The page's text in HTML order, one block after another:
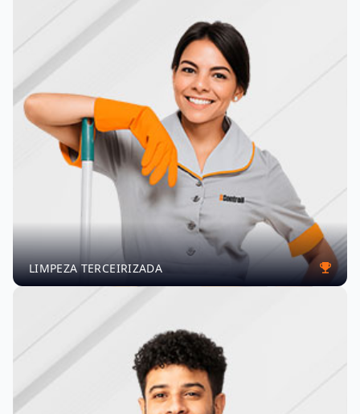
LIMPEZA TERCEIRIZADA